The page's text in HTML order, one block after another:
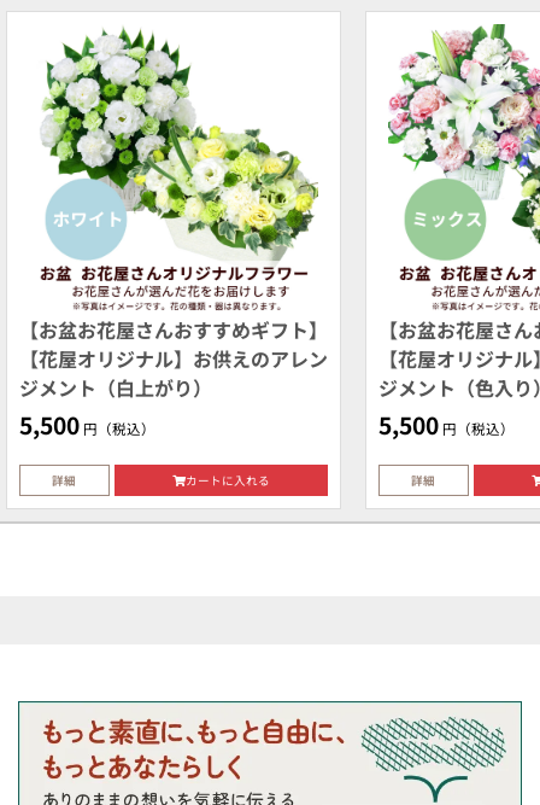
【お盆お花屋さんおすすめギフト】
【花屋オリジナル】お供えのアレン
ジメント（白上がり）
5,500 円（税込）
詳細 カートに入れる
【お盆お花屋さ
【花屋オリジナ
ジメント（色入り
5,500 円（税込）
詳細